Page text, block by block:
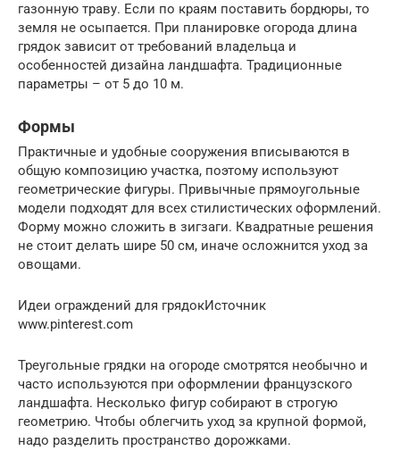
газонную траву. Если по краям поставить бордюры, то
земля не осыпается. При планировке огорода длина
грядок зависит от требований владельца и
особенностей дизайна ландшафта. Традиционные
параметры – от 5 до 10 м.
Формы
Практичные и удобные сооружения вписываются в
общую композицию участка, поэтому используют
геометрические фигуры. Привычные прямоугольные
модели подходят для всех стилистических оформлений.
Форму можно сложить в зигзаги. Квадратные решения
не стоит делать шире 50 см, иначе осложнится уход за
овощами.
Идеи ограждений для грядокИсточник
www.pinterest.com
Треугольные грядки на огороде смотрятся необычно и
часто используются при оформлении французского
ландшафта. Несколько фигур собирают в строгую
геометрию. Чтобы облегчить уход за крупной формой,
надо разделить пространство дорожками.